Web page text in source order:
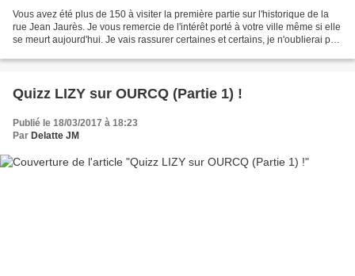
Vous avez été plus de 150 à visiter la première partie sur l'historique de la
rue Jean Jaurès. Je vous remercie de l'intérêt porté à votre ville même si elle
se meurt aujourd'hui. Je vais rassurer certaines et certains, je n'oublierai pas
Quizz LIZY sur OURCQ (Partie 1) !
Publié le 18/03/2017 à 18:23
Par Delatte JM